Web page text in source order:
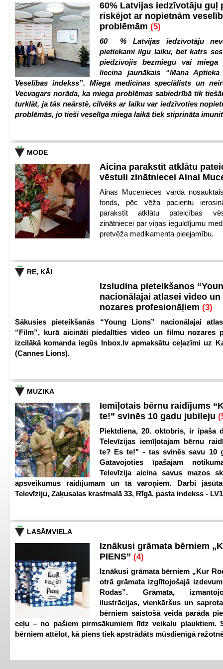
60% Latvijas iedzīvotāju guļ
riskējot ar nopietnām
problēmām (5)
60 % Latvijas iedzīvotāju
pietiekami ilgu laiku, bet katrs
piedzīvojis bezmiegu vai miega
liecina jaunākais “Mana
Veselības indekss”. Miega medicīnas speciālists un
Vecvagars norāda, ka miega problēmas sabiedrībā tik
turklāt, ja tās neārstē, cilvēks ar laiku var iedzīvoties
problēmās, jo tieši veselīga miega laikā tiek stiprināta
MODE
Aicina parakstīt atklātu
vēstuli zinātniecei Ainai
Ainas Mucenieces vārdā
fonds, pēc vēža pacientu
parakstīt atklātu pateicības
zinātniecei par viņas ieguldījumu
pretvēža medikamenta pieejamību.
RE, KĀ!
Izsludina pieteikšanos
nacionālajai atlasei video
nozares profesionāļiem (3)
Sākusies pieteikšanās “Young Lions” nacionālajai
“Film”, kurā aicināti piedalīties video un filmu nozares
izcilākā komanda iegūs Inbox.lv apmaksātu ceļazīmi uz
(Cannes Lions).
MŪZIKA
Iemīļotais bērnu raidījums
te!” svinēs 10 gadu jubileju
Piektdiena, 20. oktobris, ir īpaša
Televīzijas iemīļotajam bērnu
te? Es te!" - tas svinēs savu 10
Gatavojoties īpašajam
Televīzija aicina savus mazos
apsveikumus raidījumam un tā varoņiem. Darbi
Televīziju, Zaķusalas krastmalā 33, Rīgā, pasta indekss -
LASĀMVIELA
Iznākusi grāmata bērniem
PIENS” (4)
Iznākusi grāmata bērniem „Kur
otrā grāmata izglītojošajā
Rodas”. Grāmata,
ilustrācijas, vienkāršus un
bērniem saistošā veidā parāda
ceļu – no pašiem pirmsākumiem līdz veikalu plauktiem.
bērniem attēlot, kā piens tiek apstrādāts mūsdienīgā